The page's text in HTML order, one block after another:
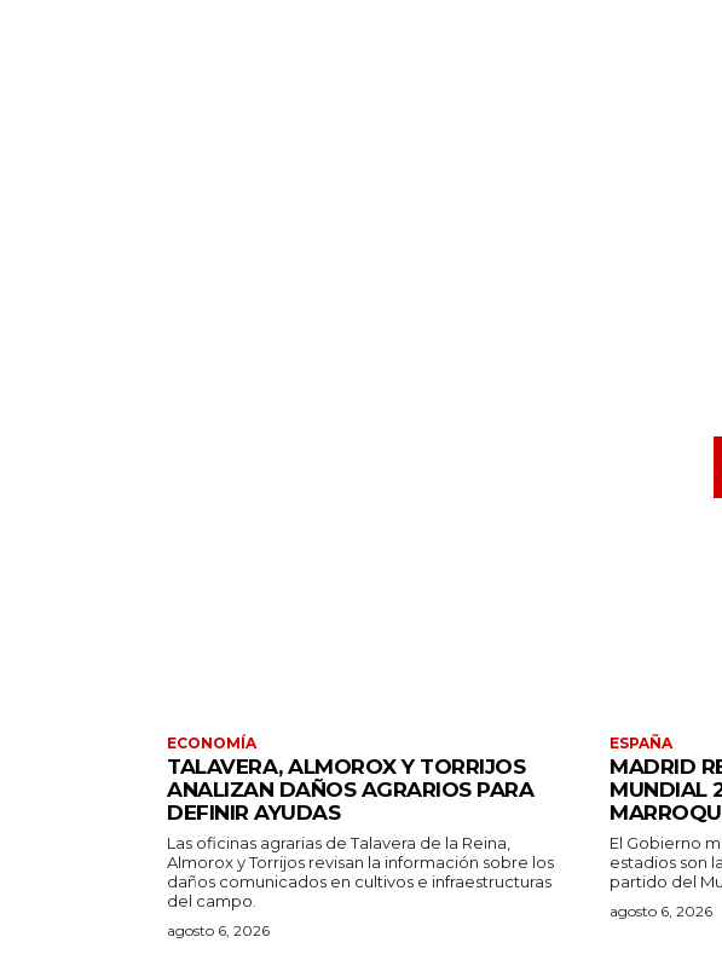
ECONOMÍA
TALAVERA, ALMOROX Y TORRIJOS
ANALIZAN DAÑOS AGRARIOS PARA
DEFINIR AYUDAS
Las oficinas agrarias de Talavera de la Reina,
Almorox y Torrijos revisan la información sobre los
daños comunicados en cultivos e infraestructuras
del campo.
agosto 6, 2026
ESPAÑA
MADRID
MUNDIAL
El Gobierno
estadios son
partido del
agosto 6, 2026